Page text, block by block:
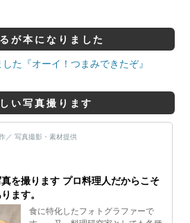
が本になりました
い写真撮ります